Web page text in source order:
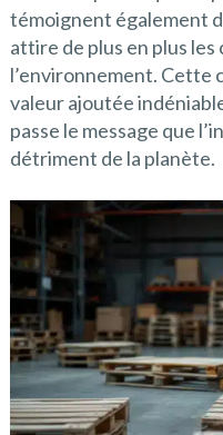
témoignent également
attire de plus en plus
l’environnement. Cette
valeur ajoutée
passe le message que
détriment de la planète.